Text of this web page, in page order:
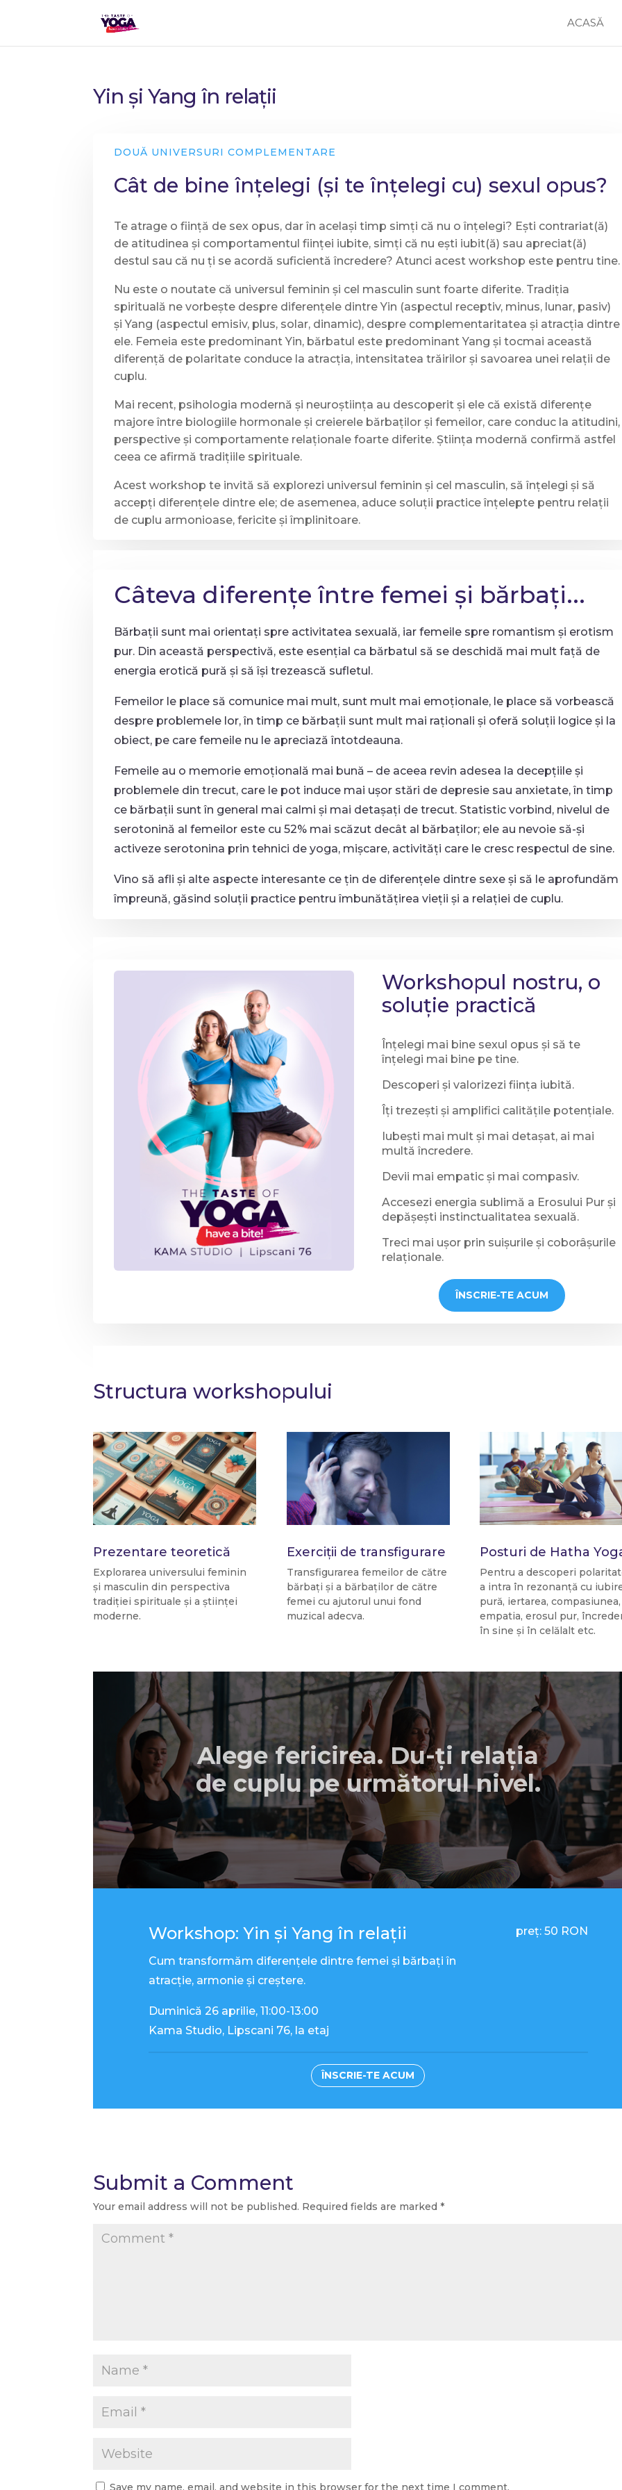
ACASĂ
Yin și Yang în relații
DOUĂ UNIVERSURI COMPLEMENTARE
Cât de bine înțelegi (și te înțelegi cu) sexul opus?
Te atrage o ființă de sex opus, dar în același timp simți că nu o înțelegi? Ești contrariat(ă)
de atitudinea și comportamentul ființei iubite, simți că nu ești iubit(ă) sau apreciat(ă)
destul sau că nu ți se acordă suficientă încredere? Atunci acest workshop este pentru tine.
Nu este o noutate că universul feminin și cel masculin sunt foarte diferite. Tradiția
spirituală ne vorbește despre diferențele dintre Yin (aspectul receptiv, minus, lunar, pasiv)
și Yang (aspectul emisiv, plus, solar, dinamic), despre complementaritatea și atracția dintre
ele. Femeia este predominant Yin, bărbatul este predominant Yang și tocmai această
diferență de polaritate conduce la atracția, intensitatea trăirilor și savoarea unei relații de
cuplu.
Mai recent, psihologia modernă și neuroștiința au descoperit și ele că există diferențe
majore între biologiile hormonale și creierele bărbaților și femeilor, care conduc la atitudini,
perspective și comportamente relaționale foarte diferite. Știința modernă confirmă astfel
ceea ce afirmă tradițiile spirituale.
Acest workshop te invită să explorezi universul feminin și cel masculin, să înțelegi și să
accepți diferențele dintre ele; de asemenea, aduce soluții practice înțelepte pentru relații
de cuplu armonioase, fericite și împlinitoare.
Câteva diferențe între femei și bărbați...
Bărbații sunt mai orientați spre activitatea sexuală, iar femeile spre romantism și erotism
pur. Din această perspectivă, este esențial ca bărbatul să se deschidă mai mult față de
energia erotică pură și să își trezească sufletul.
Femeilor le place să comunice mai mult, sunt mult mai emoționale, le place să vorbească
despre problemele lor, în timp ce bărbații sunt mult mai raționali și oferă soluții logice și la
obiect, pe care femeile nu le apreciază întotdeauna.
Femeile au o memorie emoțională mai bună – de aceea revin adesea la decepțiile și
problemele din trecut, care le pot induce mai ușor stări de depresie sau anxietate, în timp
ce bărbații sunt în general mai calmi și mai detașați de trecut. Statistic vorbind, nivelul de
serotonină al femeilor este cu 52% mai scăzut decât al bărbaților; ele au nevoie să-și
activeze serotonina prin tehnici de yoga, mișcare, activități care le cresc respectul de sine.
Vino să afli și alte aspecte interesante ce țin de diferențele dintre sexe și să le aprofundăm
împreună, găsind soluții practice pentru îmbunătățirea vieții și a relației de cuplu.
Workshopul nostru, o
soluție practică
Înțelegi mai bine sexul opus și să te
înțelegi mai bine pe tine.
Descoperi și valorizezi ființa iubită.
Îți trezești și amplifici calitățile potențiale.
Iubești mai mult și mai detașat, ai mai
multă încredere.
Devii mai empatic și mai compasiv.
Accesezi energia sublimă a Erosului Pur și
depășești instinctualitatea sexuală.
Treci mai ușor prin suișurile și coborâșurile
relaționale.
ÎNSCRIE-TE ACUM
Structura workshopului
Prezentare teoretică
Explorarea universului feminin
și masculin din perspectiva
tradiției spirituale și a științei
moderne.
Exerciții de transfigurare
Transfigurarea femeilor de către
bărbați și a bărbaților de către
femei cu ajutorul unui fond
muzical adecva.
Posturi de Hatha
Pentru a descoperi
a intra în rezonanță cu
pură, iertarea, compasiunea,
empatia, erosul pur,
în sine și în celălalt etc.
Alege fericirea. Du-ți relația
de cuplu pe următorul nivel.
Workshop: Yin și Yang în relații
Cum transformăm diferențele dintre femei și bărbați în
atracție, armonie și creștere.
Duminică 26 aprilie, 11:00-13:00
Kama Studio, Lipscani 76, la etaj
preț: 50 RON
ÎNSCRIE-TE ACUM
Submit a Comment
Your email address will not be published. Required fields are marked*
Save my name, email, and website in this browser for the next time I comment.